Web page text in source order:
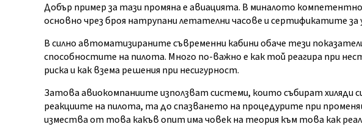
Добър пример за тази промяна е авиацията. В миналото
основно чрез броя натрупани летателни часове и сертификатите за
В силно автоматизираните съвременни кабини обаче тези
способностите на пилота. Много по-важно е как той реагира при
риска и как взема решения при несигурност.
Затова авиокомпаниите използват системи, които събират хиляди
реакциите на пилота, та до спазването на процедурите при
измества от това какъв опит има човек на теория към това как